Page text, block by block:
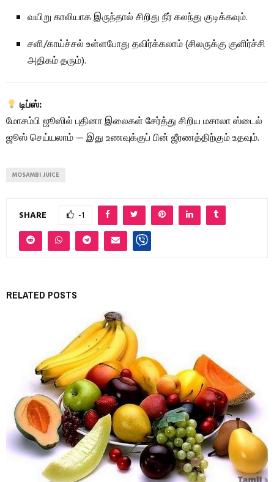
வயிறு காலியாக இருந்தால் சிறிது நீர் கலந்து குடிக்கவும்.
சளி/காய்ச்சல் உள்ளபோது தவிர்க்கலாம் (சிலருக்கு குளிர்ச்சி
அதிகம் தரும்).
டிப்ஸ்:
மோசம்பி ஜூஸில் புதினா இலைகள் சேர்த்து சிறிய மசாலா ஸ்டைல்
ஜூஸ் செய்யலாம் — இது உணவுக்குப் பின் ஜீரணத்திற்கும் உதவும்.
MOSAMBI JUICE
SHARE -1
RELATED POSTS